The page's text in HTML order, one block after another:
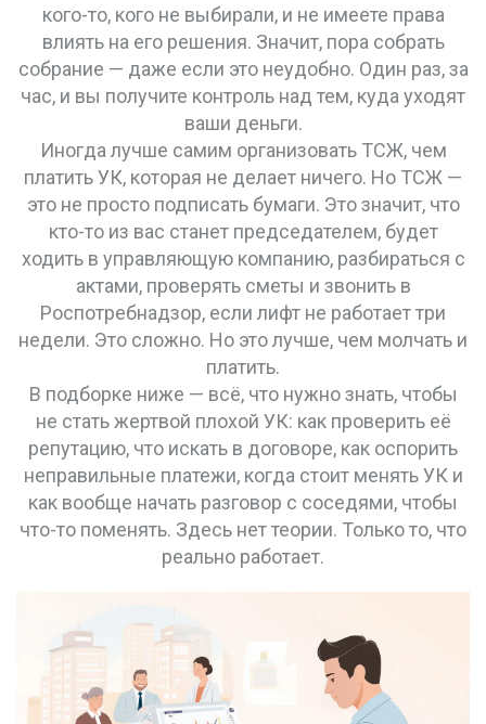
кого-то, кого не выбирали, и не имеете права
влиять на его решения. Значит, пора собрать
собрание — даже если это неудобно. Один раз, за
час, и вы получите контроль над тем, куда уходят
ваши деньги.
Иногда лучше самим организовать ТСЖ, чем
платить УК, которая не делает ничего. Но ТСЖ —
это не просто подписать бумаги. Это значит, что
кто-то из вас станет председателем, будет
ходить в управляющую компанию, разбираться с
актами, проверять сметы и звонить в
Роспотребнадзор, если лифт не работает три
недели. Это сложно. Но это лучше, чем молчать и
платить.
В подборке ниже — всё, что нужно знать, чтобы
не стать жертвой плохой УК: как проверить её
репутацию, что искать в договоре, как оспорить
неправильные платежи, когда стоит менять УК и
как вообще начать разговор с соседями, чтобы
что-то поменять. Здесь нет теории. Только то, что
реально работает.